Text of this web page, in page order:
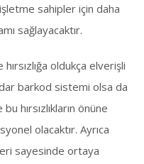
sahipler için daha
sağlayacaktır.
oldukça elverişli
barkod sistemi olsa da
hırsızlıkların önüne
olacaktır. Ayrıca
sayesinde ortaya